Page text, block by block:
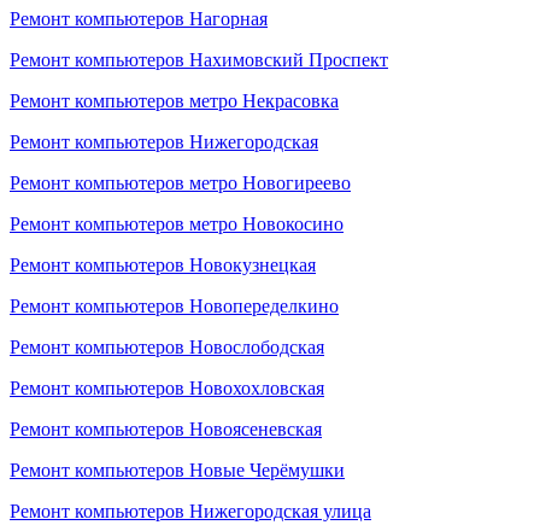
Ремонт компьютеров Нагорная
Ремонт компьютеров Нахимовский Проспект
Ремонт компьютеров метро Некрасовка
Ремонт компьютеров Нижегородская
Ремонт компьютеров метро Новогиреево
Ремонт компьютеров метро Новокосино
Ремонт компьютеров Новокузнецкая
Ремонт компьютеров Новопеределкино
Ремонт компьютеров Новослободская
Ремонт компьютеров Новохохловская
Ремонт компьютеров Новоясеневская
Ремонт компьютеров Новые Черёмушки
Ремонт компьютеров Нижегородская улица